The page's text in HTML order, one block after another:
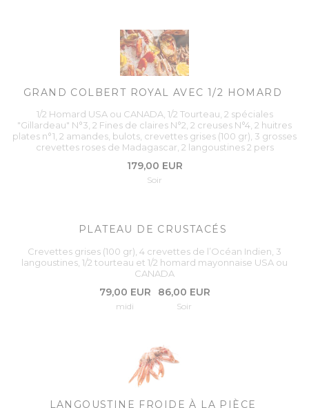
GRAND COLBERT ROYAL AVEC 1/2 HOMARD
1/2 Homard USA ou CANADA, 1/2 Tourteau, 2 spéciales
"Gillardeau" N°3, 2 Fines de claires N°2, 2 creuses N°4, 2 huitres
plates n°1, 2 amandes, bulots, crevettes grises (100 gr), 3 grosses
crevettes roses de Madagascar, 2 langoustines 2 pers
179,00 EUR
Soir
PLATEAU DE CRUSTACÉS
Crevettes grises (100 gr), 4 crevettes de l’Océan Indien, 3
langoustines, 1/2 tourteau et 1/2 homard mayonnaise USA ou
CANADA
79,00 EUR
midi
86,00 EUR
Soir
LANGOUSTINE FROIDE À LA PIÈCE